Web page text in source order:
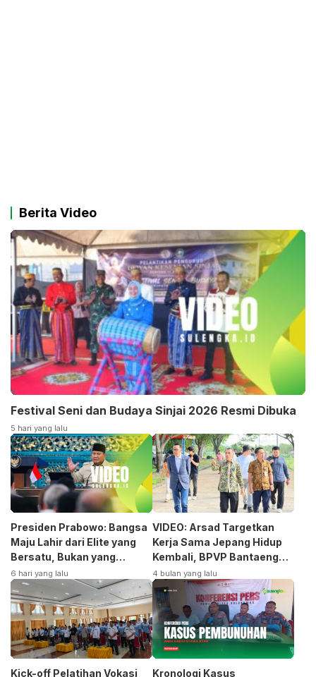
Berita Video
Festival Seni dan Budaya Sinjai 2026 Resmi Dibuka
5 hari yang lalu
Presiden Prabowo: Bangsa
Maju Lahir dari Elite yang
Bersatu, Bukan yang
Terpecah
6 hari yang lalu
VIDEO: Arsad Targetkan
Kerja Sama Jepang Hidup
Kembali, BPVP Bantaeng
Siap Bangkitkan Jurusan
Otomotif
4 bulan yang lalu
Kick-off Pelatihan Vokasi
Kronologi Kasus